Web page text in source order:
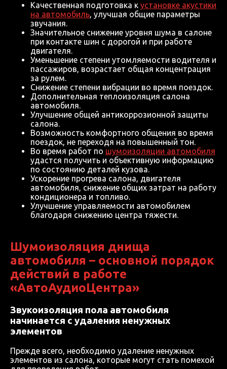
Качественная подготовка к установке акустики
на автомобиль, улучшая общие параметры
звучания.
Значительное снижение уровня шума в салоне
при контакте шин с дорогой и при работе
двигателя.
Уменьшение степени утомляемости водителя и
пассажиров, возрастает общая концентрация
за рулем.
Снижение степени вибрации во время поездок.
Дополнительная теплоизоляция салона
автомобиля.
Улучшение общей антикоррозионной защиты
салона.
Возможность комфортного общения во время
поездок, не переходя на повышенный тон.
Во время работ по шумоизоляции автомобиля
удастся получить и объективную информацию
по состоянию деталей кузова.
Ускорение прогрева салона, двигателя
автомобиля, снижение общих затрат на работу
кондиционера и топливо.
Улучшение управляемости автомобилем
благодаря снижению центра тяжести.
Шумоизоляция днища
автомобиля – основной порядок
действий в работе
«АвтоАудиоЦентра»
Звукоизоляция пола автомобиля
начинается с удаления ненужных
элементов
Прежде всего, необходимо удаление ненужных
элементов из салона, которые могут стать помехой